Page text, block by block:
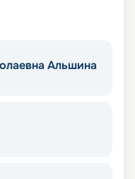
Альшина